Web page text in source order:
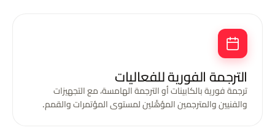
الترجمة الفورية للفعاليات
ترجمة فورية بالكابينات أو الترجمة الهامسة، مع التجهيزات
والفنيين والمترجمين المؤهَّلين لمستوى المؤتمرات والقمم.